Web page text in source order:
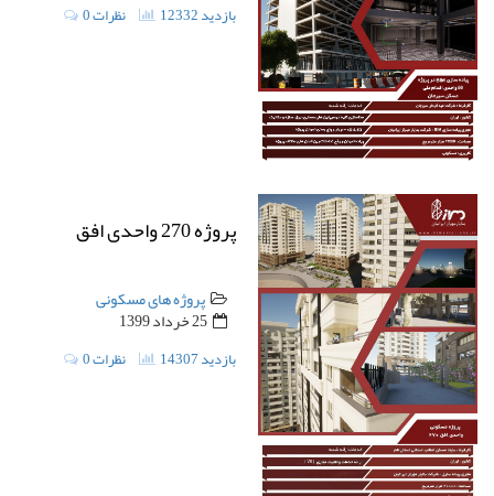
0 نظرات 12332 بازدید
پروژه 270 واحدی افق
پروژه های مسکونی
25 خرداد 1399
0 نظرات 14307 بازدید